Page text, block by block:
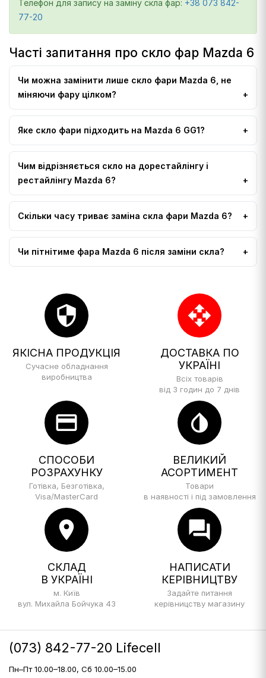
Телефон для запису на заміну скла фар: +38 073 842-
77-20
Часті запитання про скло фар Mazda 6
Чи можна замінити лише скло фари Mazda 6, не
міняючи фару цілком?
Яке скло фари підходить на Mazda 6 GG1?
Чим відрізняється скло на дорестайлінгу і
рестайлінгу Mazda 6?
Скільки часу триває заміна скла фари Mazda 6?
Чи пітнітиме фара Mazda 6 після заміни скла?
security
ЯКІСНА ПРОДУКЦІЯ
Сучасне обладнання
виробництва
open_with
ДОСТАВКА ПО
УКРАЇНІ
Всіх товарів
від 3 годин до 7 днів
credit_card
СПОСОБИ
РОЗРАХУНКУ
Готівка, Безготівка,
Visa/MasterCard
invert_colors
ВЕЛИКИЙ
АСОРТИМЕНТ
Товари
в наявності і під замовлення
location_on
СКЛАД
В УКРАЇНІ
м. Київ
вул. Михайла Бойчука 43
forum
НАПИСАТИ
КЕРІВНИЦТВУ
Задайте питання
керівницству магазину
(073) 842-77-20 Lifecell
Пн–Пт 10.00–18.00, Сб 10.00–15.00